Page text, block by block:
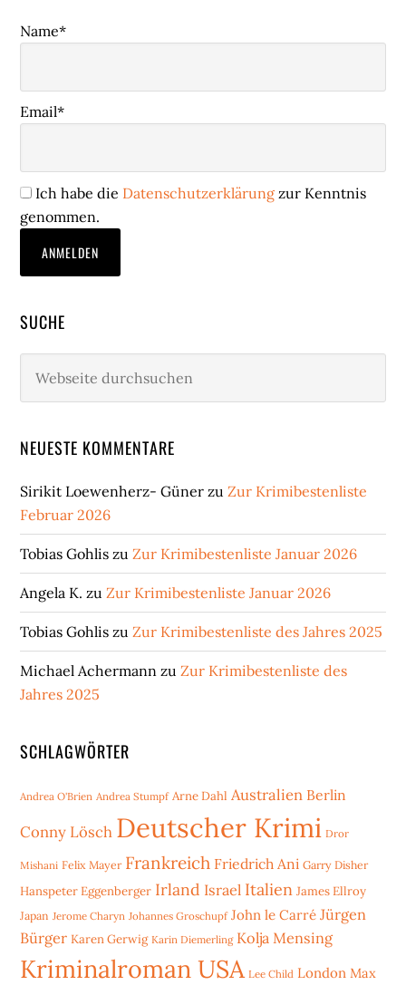
Name*
Email*
Ich habe die Datenschutzerklärung zur Kenntnis
genommen.
SUCHE
durchsuchen
NEUESTE KOMMENTARE
Sirikit Loewenherz- Güner zuZur Krimibestenliste
Februar 2026
Tobias Gohlis zuZur Krimibestenliste Januar 2026
Angela K. zuZur Krimibestenliste Januar 2026
Tobias Gohlis zuZur Krimibestenliste des Jahres 2025
Michael Achermann zuZur Krimibestenliste des
Jahres 2025
SCHLAGWÖRTER
Andrea O'Brien Andrea Stumpf Arne Dahl Australien Berlin
Conny Lösch Deutscher Krimi Dror
Mishani Felix Mayer Frankreich Friedrich Ani Garry Disher
Hanspeter Eggenberger Irland Israel Italien James Ellroy
Japan Jerome Charyn Johannes Groschupf John le Carré Jürgen
Bürger Karen Gerwig Karin Diemerling Kolja Mensing
Kriminalroman USA Lee Child London Max